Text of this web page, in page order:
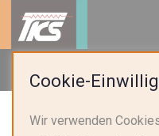
Cookie-
Wir verwenden